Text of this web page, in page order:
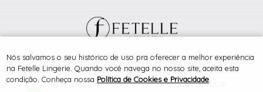
SITE 100% SEGURO PLATAFORMA B2B
® TODOS DIREITOS RESERVADOS
Nós salvamos o seu histórico de uso pra oferecer a melhor experiência
na Fetelle Lingerie. Quando você navega no nosso site, aceita esta
condição. Conheça nossa Política de Cookies e Privacidade